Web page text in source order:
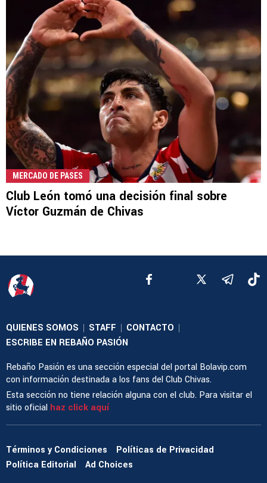
MERCADO DE PASES
Club León tomó una decisión final sobre
Víctor Guzmán de Chivas
QUIENES SOMOS | STAFF | CONTACTO |
ESCRIBE EN REBAÑO PASIÓN
Rebaño Pasión es una sección especial del portal Bolavip.com
con información destinada a los fans del Club Chivas.
Esta sección no tiene relación alguna con el club. Para visitar el
sitio oficial haz click aquí
Términos y Condiciones
Políticas de Privacidad
Política Editorial
Ad Choices